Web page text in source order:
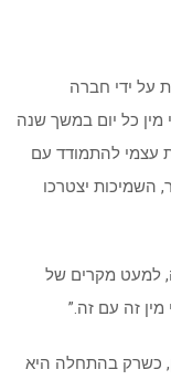
על ידי חברה
מין כל יום במשך שנה
עצמי להתמודד עם
השמיכות יצטרכו
למעט מקרים של
מין זה עם זה.”
כשרק בהתחלה היא